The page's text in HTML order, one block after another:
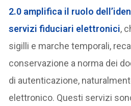
2.0 amplifica il ruolo
servizi fiduciari elettronici,
sigilli e marche temporali,
conservazione a norma dei
di autenticazione,
elettronico. Questi servizi